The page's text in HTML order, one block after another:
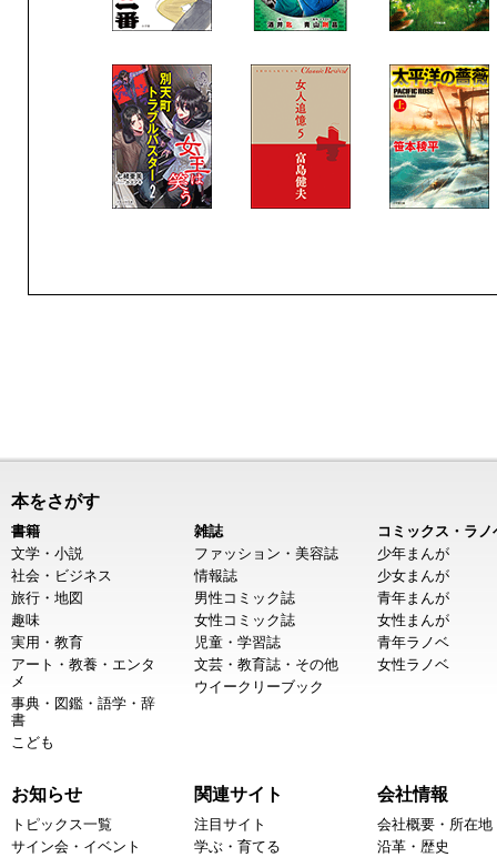
本をさがす
書籍
文学・小説
社会・ビジネス
旅行・地図
趣味
実用・教育
アート・教養・エンタ
メ
事典・図鑑・語学・辞
書
こども
雑誌
ファッション・美容誌
情報誌
男性コミック誌
女性コミック誌
児童・学習誌
文芸・教育誌・その他
ウイークリーブック
コミックス・ラノ
少年まんが
少女まんが
青年まんが
女性まんが
青年ラノベ
女性ラノベ
お知らせ
トピックス一覧
サイン会・イベント
関連サイト
注目サイト
学ぶ・育てる
会社情報
会社概要・所在地
沿革・歴史